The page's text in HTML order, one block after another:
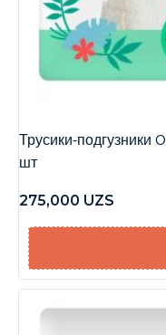
Трусики-подгузники
шт
275,000 UZS